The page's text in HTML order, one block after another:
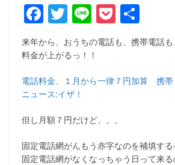
F
a
c
e
b
o
o
k
T
w
itt
er
Li
n
e
P
o
ck
et
有
来年から、おうちの電話も、携帯電話
料金が上がるっ！！
電話料金、１月から一律７円加算 携帯
ニュース:イザ！
但し月額７円だけど、、、
固定電話網がんもう赤字なのを補填する
固定電話網がなくなっちゃう日って来